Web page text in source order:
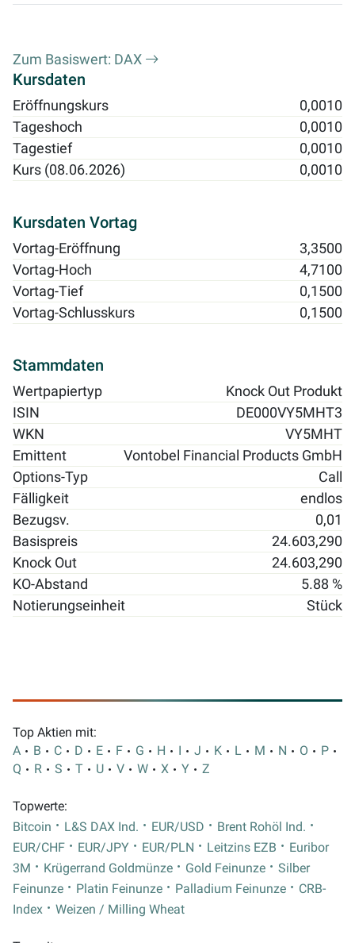
Zum Basiswert: DAX
Kursdaten
Eröffnungskurs
0,0010
Tageshoch
0,0010
Tagestief
0,0010
Kurs (08.06.2026)
0,0010
Kursdaten Vortag
Vortag-Eröffnung
3,3500
Vortag-Hoch
4,7100
Vortag-Tief
0,1500
Vortag-Schlusskurs
0,1500
Stammdaten
Wertpapiertyp
Knock Out Produkt
ISIN
DE000VY5MHT3
WKN
VY5MHT
Emittent
Vontobel Financial Products GmbH
Options-Typ
Call
Fälligkeit
endlos
Bezugsv.
0,01
Basispreis
24.603,290
Knock Out
24.603,290
KO-Abstand
5.88 %
Notierungseinheit
Stück
Top Aktien mit:
A
B C D E F G H I J K L M N O
P
Q
R S T U V W X Y Z
Topwerte:
Bitcoin
L&S DAX Ind. EUR/USD
Brent Rohöl Ind.
EUR/CHF
EUR/JPY EUR/PLN Leitzins EZB
Euribor
3M
Krügerrand Goldmünze Gold Feinunze
Silber
Feinunze
Platin Feinunze Palladium Feinunze
CRB-
Index
Weizen / Milling Wheat